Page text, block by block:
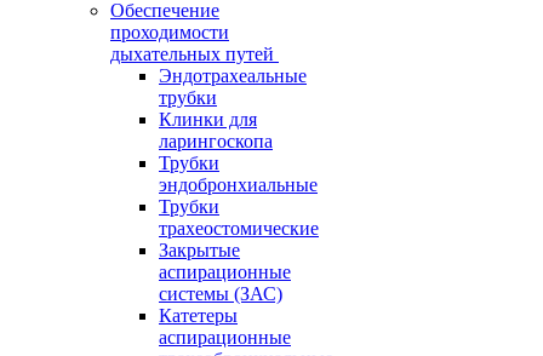
Обеспечение
проходимости
дыхательных путей
Эндотрахеальные
трубки
Клинки для
ларингоскопа
Трубки
эндобронхиальные
Трубки
трахеостомические
Закрытые
аспирационные
системы (ЗАС)
Катетеры
аспирационные